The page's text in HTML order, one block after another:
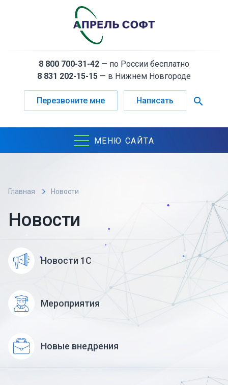
8 800 700-31-42 — по России бесплатно
8 831 202-15-15 — в Нижнем Новгороде
Перезвоните мне Написать search
МЕНЮ САЙТА
Главная Новости
Новости
Новости 1С
Мероприятия
Новые внедрения